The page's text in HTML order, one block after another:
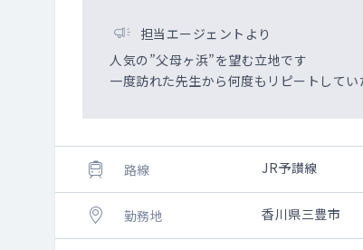
担当エージェントより
人気の”父母ヶ浜”を望む立地です
一度訪れた先生から何度もリピートして
路線 JR予讃線
勤務地 香川県三豊市